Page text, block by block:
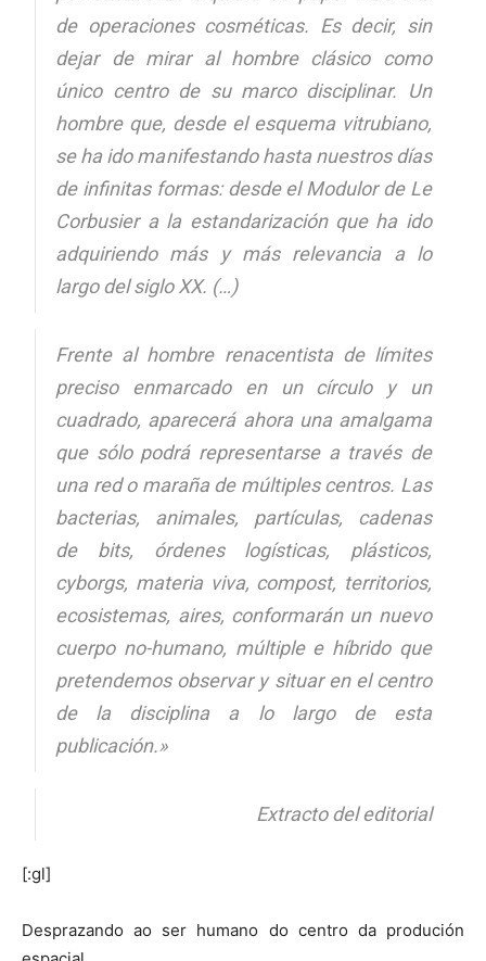
de operaciones cosméticas. Es decir, sin
dejar de mirar al hombre clásico como
único centro de su marco disciplinar. Un
hombre que, desde el esquema vitrubiano,
se ha ido manifestando hasta nuestros días
de infinitas formas: desde el Modulor de Le
Corbusier a la estandarización que ha ido
adquiriendo más y más relevancia a lo
largo del siglo XX. (…)
Frente al hombre renacentista de límites
preciso enmarcado en un círculo y un
cuadrado, aparecerá ahora una amalgama
que sólo podrá representarse a través de
una red o maraña de múltiples centros. Las
bacterias, animales, partículas, cadenas
de bits, órdenes logísticas, plásticos,
cyborgs, materia viva, compost, territorios,
ecosistemas, aires, conformarán un nuevo
cuerpo no-humano, múltiple e híbrido que
pretendemos observar y situar en el centro
de la disciplina a lo largo de esta
publicación.»
Extracto del editorial
[:gl]
Desprazando ao ser humano do centro da produción